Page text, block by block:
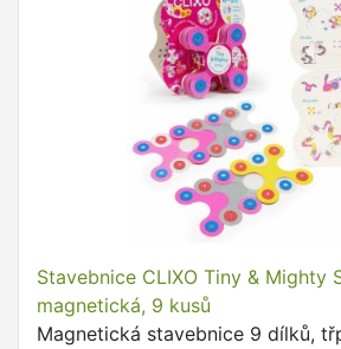
Stavebnice CLIXO Tiny & Mighty
magnetická, 9 kusů
Magnetická stavebnice 9 dílků,